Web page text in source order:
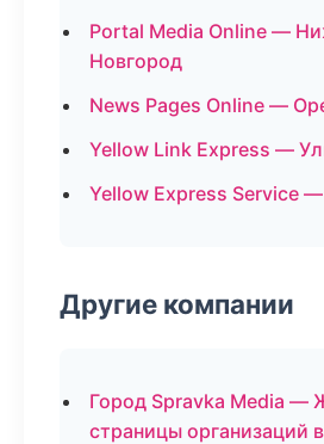
Portal Media Online —
Новгород
News Pages Online —
Yellow Link Express —
Yellow Express Service
Другие компании
Город Spravka Media —
страницы организаций в